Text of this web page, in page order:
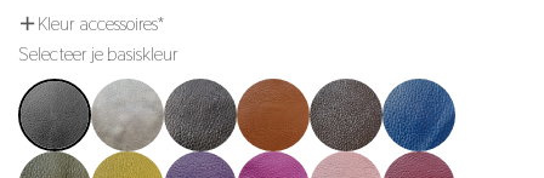
Kleur accessoires*
Selecteer je basiskleur